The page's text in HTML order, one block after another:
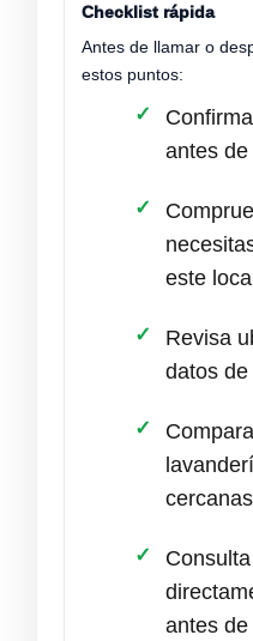
Checklist rápida
Antes de llamar o
estos puntos:
antes
este local
Revisa
datos
cercanas
antes